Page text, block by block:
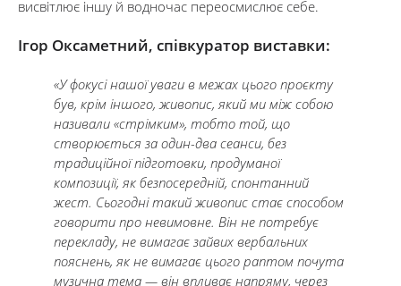
висвітлює іншу й водночас переосмислює себе.
Ігор Оксаметний, співкуратор виставки:
«У фокусі нашої уваги в межах цього проєкту
був, крім іншого, живопис, який ми між собою
називали «стрімким», тобто той, що
створюється за один-два сеанси, без
традиційної підготовки, продуманої
композиції, як безпосередній, спонтанний
жест. Сьогодні такий живопис стає способом
говорити про невимовне. Він не потребує
перекладу, не вимагає зайвих вербальних
пояснень, як не вимагає цього раптом почута
музична тема — він впливає напряму, через